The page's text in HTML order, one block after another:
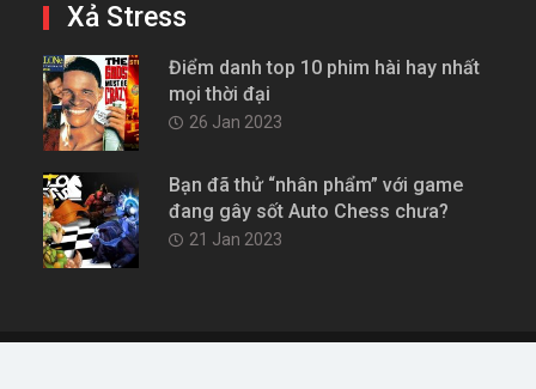
Xả Stress
Điểm danh top 10 phim hài hay nhất
mọi thời đại
26 Jan 2023
Bạn đã thử “nhân phẩm” với game
đang gây sốt Auto Chess chưa?
21 Jan 2023